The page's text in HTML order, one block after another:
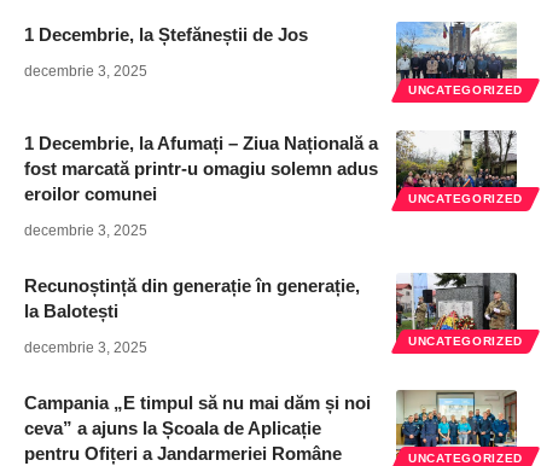
UNCATEGORIZED
1 Decembrie, la Ștefăneștii de Jos
decembrie 3, 2025
UNCATEGORIZED
1 Decembrie, la Afumați – Ziua Națională a
fost marcată printr-u omagiu solemn adus
eroilor comunei
decembrie 3, 2025
UNCATEGORIZED
Recunoștință din generație în generație,
la Balotești
decembrie 3, 2025
UNCATEGORIZED
Campania „E timpul să nu mai dăm și noi
ceva” a ajuns la Școala de Aplicație
pentru Ofițeri a Jandarmeriei Române